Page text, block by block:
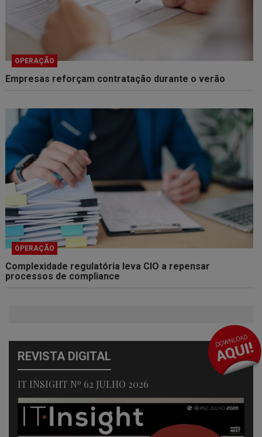
OPERAÇÃO
Empresas reforçam contratação durante o verão
OPERAÇÃO
Complexidade regulatória leva CIO a repensar
processos de compliance
REVISTA DIGITAL
IT INSIGHT Nº 62 JULHO 2026